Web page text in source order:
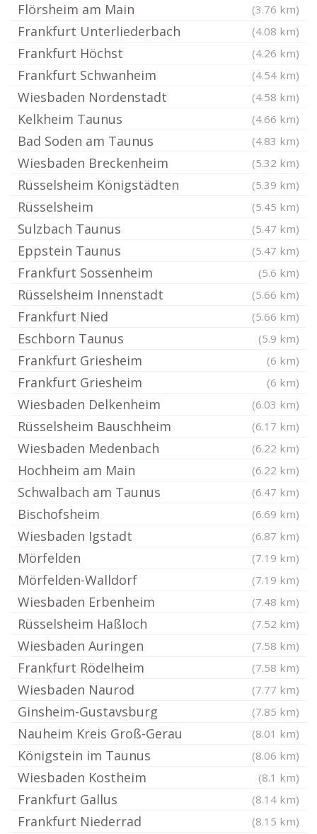
Flörsheim am Main (3.76 km)
Frankfurt Unterliederbach (4.08 km)
Frankfurt Höchst (4.26 km)
Frankfurt Schwanheim (4.54 km)
Wiesbaden Nordenstadt (4.58 km)
Kelkheim Taunus (4.66 km)
Bad Soden am Taunus (4.83 km)
Wiesbaden Breckenheim (5.32 km)
Rüsselsheim Königstädten (5.39 km)
Rüsselsheim (5.45 km)
Sulzbach Taunus (5.47 km)
Eppstein Taunus (5.47 km)
Frankfurt Sossenheim (5.6 km)
Rüsselsheim Innenstadt (5.66 km)
Frankfurt Nied (5.66 km)
Eschborn Taunus (5.9 km)
Frankfurt Griesheim (6 km)
Frankfurt Griesheim (6 km)
Wiesbaden Delkenheim (6.03 km)
Rüsselsheim Bauschheim (6.17 km)
Wiesbaden Medenbach (6.22 km)
Hochheim am Main (6.22 km)
Schwalbach am Taunus (6.47 km)
Bischofsheim (6.69 km)
Wiesbaden Igstadt (6.87 km)
Mörfelden (7.19 km)
Mörfelden-Walldorf (7.19 km)
Wiesbaden Erbenheim (7.48 km)
Rüsselsheim Haßloch (7.52 km)
Wiesbaden Auringen (7.58 km)
Frankfurt Rödelheim (7.58 km)
Wiesbaden Naurod (7.77 km)
Ginsheim-Gustavsburg (7.85 km)
Nauheim Kreis Groß-Gerau (8.01 km)
Königstein im Taunus (8.06 km)
Wiesbaden Kostheim (8.1 km)
Frankfurt Gallus (8.14 km)
Frankfurt Niederrad (8.15 km)